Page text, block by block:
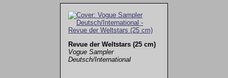
Revue der Weltstars (25 cm)
Vogue Sampler
Deutsch/International